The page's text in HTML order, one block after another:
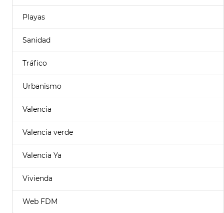
Playas
Sanidad
Tráfico
Urbanismo
Valencia
Valencia verde
Valencia Ya
Vivienda
Web FDM